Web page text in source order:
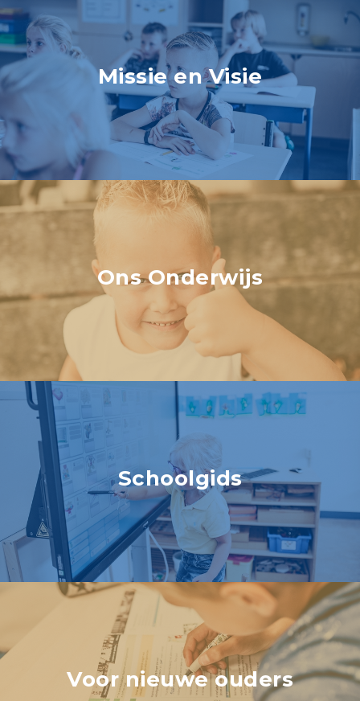
Missie en Visie
Ons Onderwijs
Schoolgids
Voor nieuwe ouders